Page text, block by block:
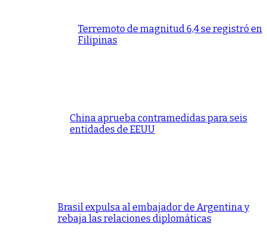
Terremoto de magnitud 6,4 se registró en
Filipinas
China aprueba contramedidas para seis
entidades de EEUU
Brasil expulsa al embajador de Argentina y
rebaja las relaciones diplomáticas